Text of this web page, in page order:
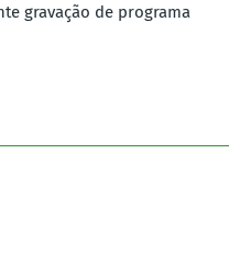
gravação de programa